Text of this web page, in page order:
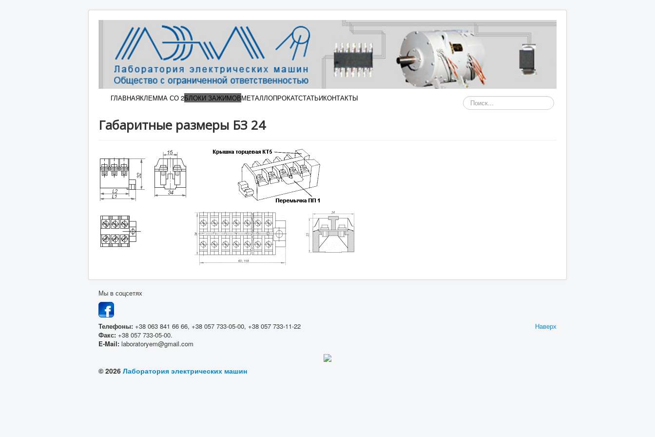
ГЛАВНАЯКЛЕММА СО 2БЛОКИ ЗАЖИМОВМЕТАЛЛОПРОКАТСТАТЬИКОНТАКТЫ Искать...
Габаритные размеры БЗ 24
Мы в соцсетях
Наверх
Телефоны: +38 063 841 66 66, +38 057 733-05-00, +38 057 733-11-22
Факс: +38 057 733-05-00.
E-Mail: laboratoryem@gmail.com
© 2026 Лаборатория электрических машин